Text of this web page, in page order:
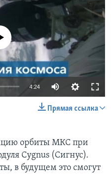
currently available
4:24
Прямая ссылка
орбиты МКС при
Cygnus (Сигнус).
в будущем это смогут